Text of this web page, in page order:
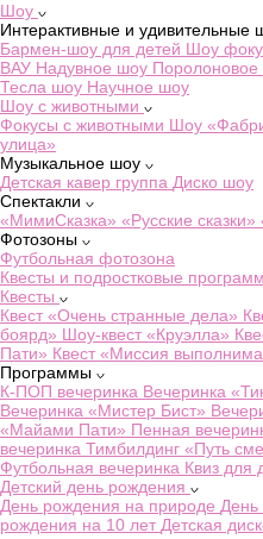
Шоу
Интерактивные и удивительные
Бармен-шоу для детей Шоу
ВАУ Надувное шоу
Тесла шоу Научное шоу
Шоу с животными
Фокусы с животными Шоу
улица»
Музыкальное шоу
Детская кавер группа Диско шоу
Спектакли
«МимиСказка» «Русские сказки»
Фотозоны
Футбольная фотозона
Квесты и подростковые
Квесты
Квест «Очень странные дела»
боярд» Шоу-квест «Круэлла»
Пати» Квест «Миссия
Программы
К-ПОП вечеринка Вечеринка
Вечеринка «Мистер Бист»
«Майами Пати» Пенная
вечеринка Тимбилдинг «Путь
Футбольная вечеринка Квиз для
Детский день рождения
День рождения на природе День
рождения на 10 лет Детская